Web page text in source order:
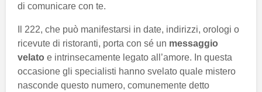
di comunicare con te.
Il 222, che può manifestarsi in date, indirizzi, orologi o
ricevute di ristoranti, porta con sé un messaggio
velato e intrinsecamente legato all’amore. In questa
occasione gli specialisti hanno svelato quale mistero
nasconde questo numero, comunemente detto